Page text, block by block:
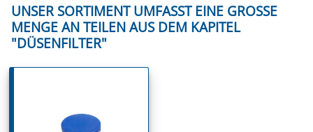
UNSER SORTIMENT UMFASST EINE GROSSE M
ENGE AN TEILEN AUS DEM KAPITEL "
DÜSENFILTER"